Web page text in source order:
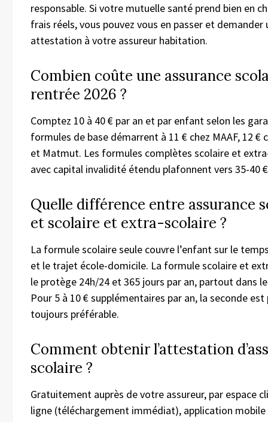
responsable. Si votre mutuelle santé prend bien en
frais réels, vous pouvez vous en passer et demander
attestation à votre assureur habitation.
Combien coûte une assurance
rentrée 2026 ?
Comptez 10 à 40 € par an et par enfant selon les
formules de base démarrent à 11 € chez MAAF, 12 €
et Matmut. Les formules complètes scolaire et
avec capital invalidité étendu plafonnent vers 35-40
Quelle différence entre assurance
et scolaire et extra-scolaire ?
La formule scolaire seule couvre l’enfant sur le
et le trajet école-domicile. La formule scolaire et
le protège 24h/24 et 365 jours par an, partout dans
Pour 5 à 10 € supplémentaires par an, la seconde est
toujours préférable.
Comment obtenir l’attestation
scolaire ?
Gratuitement auprès de votre assureur, par espace
ligne (téléchargement immédiat), application mobile